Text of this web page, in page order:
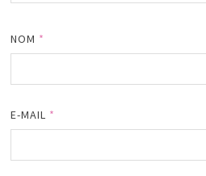
NOM *
E-MAIL *